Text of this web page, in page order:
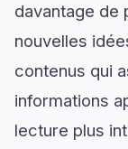
davantage de
nouvelles
contenus qui
informations
lecture plus